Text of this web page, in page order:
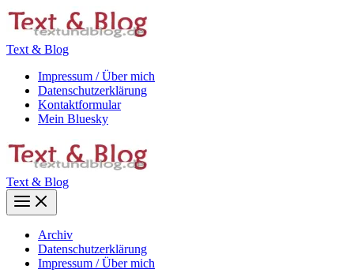
Zum
Inhalt
Text & Blog
Impressum / Über mich
Datenschutzerklärung
Kontaktformular
Mein Bluesky
Text & Blog
Main
Menu
Archiv
Datenschutzerklärung
Impressum / Über mich